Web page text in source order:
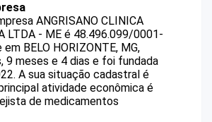
ANGRISANO CLINICA
LTDA - ME é 48.496.099/0001-
BELO HORIZONTE, MG,
9 meses e 4 dias e foi fundada
A sua situação cadastral é
atividade econômica é
de medicamentos